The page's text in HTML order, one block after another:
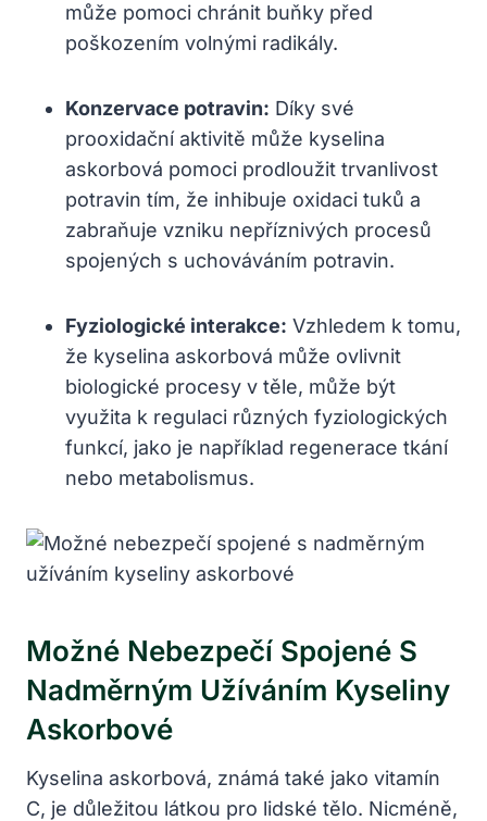
může pomoci chránit buňky před
poškozením volnými radikály.
Konzervace potravin: Díky své
prooxidační aktivitě může kyselina
askorbová pomoci prodloužit trvanlivost
potravin tím, že inhibuje oxidaci tuků a
zabraňuje vzniku nepříznivých procesů
spojených s uchováváním potravin.
Fyziologické interakce: Vzhledem k tomu,
že kyselina askorbová může ovlivnit
biologické procesy v těle, může být
využita k regulaci různých fyziologických
funkcí, jako je například regenerace tkání
nebo metabolismus.
Možné Nebezpečí Spojené S
Nadměrným Užíváním Kyseliny
Askorbové
Kyselina askorbová, známá také jako vitamín
C, je důležitou látkou pro lidské tělo. Nicméně,